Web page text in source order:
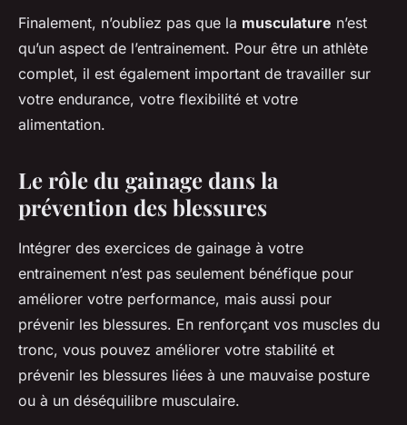
Finalement, n’oubliez pas que la musculature n’est
qu’un aspect de l’entrainement. Pour être un athlète
complet, il est également important de travailler sur
votre endurance, votre flexibilité et votre
alimentation.
Le rôle du gainage dans la
prévention des blessures
Intégrer des exercices de gainage à votre
entrainement n’est pas seulement bénéfique pour
améliorer votre performance, mais aussi pour
prévenir les blessures. En renforçant vos muscles du
tronc, vous pouvez améliorer votre stabilité et
prévenir les blessures liées à une mauvaise posture
ou à un déséquilibre musculaire.